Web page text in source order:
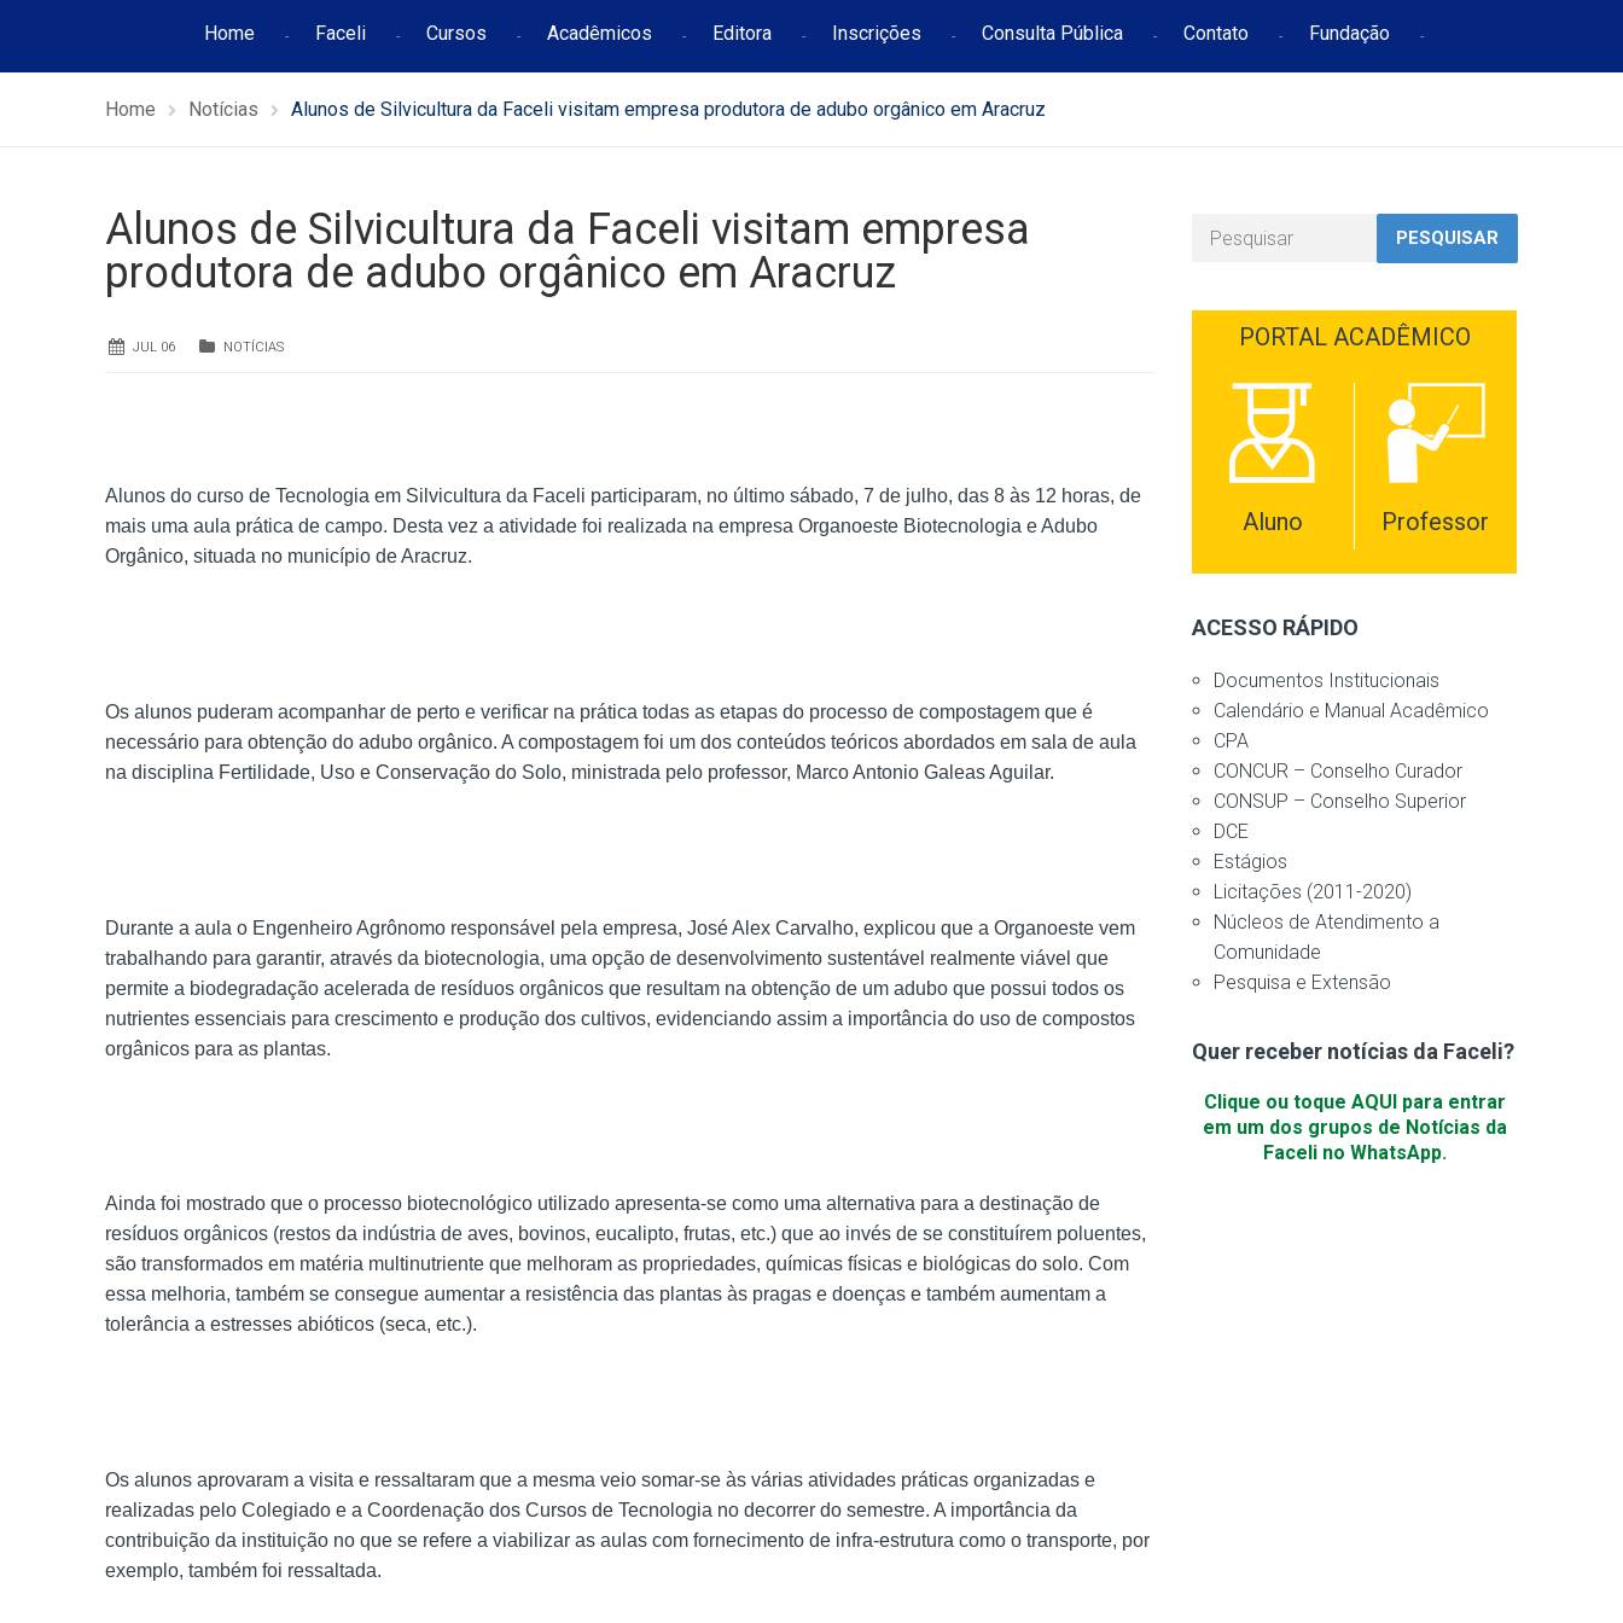
Home Faceli Cursos Acadêmicos Editora Inscrições Consulta Pública Contato Fundação
Home Notícias Alunos de Silvicultura da Faceli visitam empresa produtora de adubo orgânico em Aracruz
Alunos de Silvicultura da Faceli visitam empresa
produtora de adubo orgânico em Aracruz
JUL 06 NOTÍCIAS
Alunos do curso de Tecnologia em Silvicultura da Faceli participaram, no último sábado, 7 de julho, das 8 às 12 horas, de
mais uma aula prática de campo. Desta vez a atividade foi realizada na empresa Organoeste Biotecnologia e Adubo
Orgânico, situada no município de Aracruz.
Os alunos puderam acompanhar de perto e verificar na prática todas as etapas do processo de compostagem que é
necessário para obtenção do adubo orgânico. A compostagem foi um dos conteúdos teóricos abordados em sala de aula
na disciplina Fertilidade, Uso e Conservação do Solo, ministrada pelo professor, Marco Antonio Galeas Aguilar.
Durante a aula o Engenheiro Agrônomo responsável pela empresa, José Alex Carvalho, explicou que a Organoeste vem
trabalhando para garantir, através da biotecnologia, uma opção de desenvolvimento sustentável realmente viável que
permite a biodegradação acelerada de resíduos orgânicos que resultam na obtenção de um adubo que possui todos os
nutrientes essenciais para crescimento e produção dos cultivos, evidenciando assim a importância do uso de compostos
orgânicos para as plantas.
Ainda foi mostrado que o processo biotecnológico utilizado apresenta-se como uma alternativa para a destinação de
resíduos orgânicos (restos da indústria de aves, bovinos, eucalipto, frutas, etc.) que ao invés de se constituírem poluentes,
são transformados em matéria multinutriente que melhoram as propriedades, químicas físicas e biológicas do solo. Com
essa melhoria, também se consegue aumentar a resistência das plantas às pragas e doenças e também aumentam a
tolerância a estresses abióticos (seca, etc.).
Os alunos aprovaram a visita e ressaltaram que a mesma veio somar-se às várias atividades práticas organizadas e
realizadas pelo Colegiado e a Coordenação dos Cursos de Tecnologia no decorrer do semestre. A importância da
contribuição da instituição no que se refere a viabilizar as aulas com fornecimento de infra-estrutura como o transporte, por
exemplo, também foi ressaltada.
PESQUISAR
PORTAL ACADÊMICO
Aluno Professor
ACESSO RÁPIDO
Documentos Institucionais
Calendário e Manual Acadêmico
CPA
CONCUR – Conselho Curador
CONSUP – Conselho Superior
DCE
Estágios
Licitações (2011-2020)
Núcleos de Atendimento a
Comunidade
Pesquisa e Extensão
Quer receber notícias da Faceli?
Clique ou toque AQUI para entrar
em um dos grupos de Notícias da
Faceli no WhatsApp.